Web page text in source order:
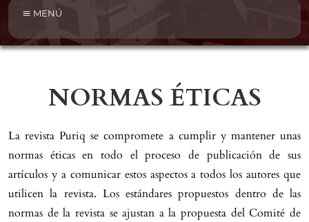
MENÚ
NORMAS ÉTICAS
La revista Puriq se compromete a cumplir y mantener unas
normas éticas en todo el proceso de publicación de sus
artículos y a comunicar estos aspectos a todos los autores que
utilicen la revista. Los estándares propuestos dentro de las
normas de la revista se ajustan a la propuesta del Comité de